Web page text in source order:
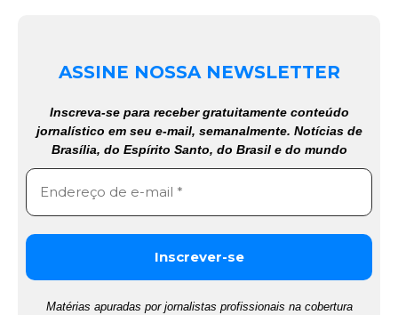
ASSINE NOSSA NEWSLETTER
Inscreva-se para receber gratuitamente conteúdo
jornalístico em seu e-mail, semanalmente. Notícias de
Brasília, do Espírito Santo, do Brasil e do mundo
Matérias apuradas por jornalistas profissionais na cobertura